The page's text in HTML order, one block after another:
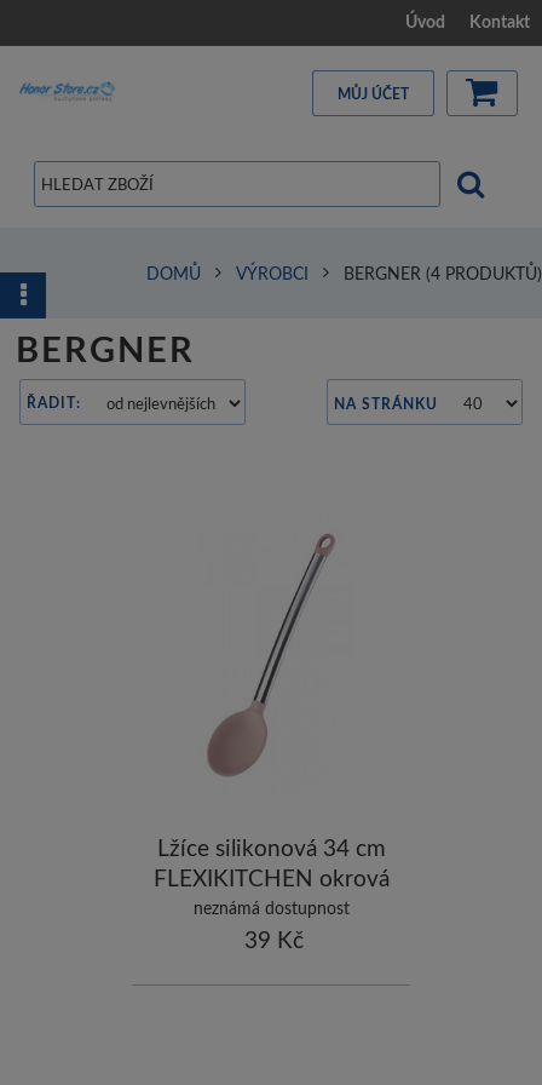
Úvod Kontakt
MŮJ ÚČET
DOMŮ VÝROBCI BERGNER (4 PRODUKTŮ)
BERGNER
ŘADIT: NA STRÁNKU
Lžíce silikonová 34 cm
FLEXIKITCHEN okrová
neznámá dostupnost
39 Kč